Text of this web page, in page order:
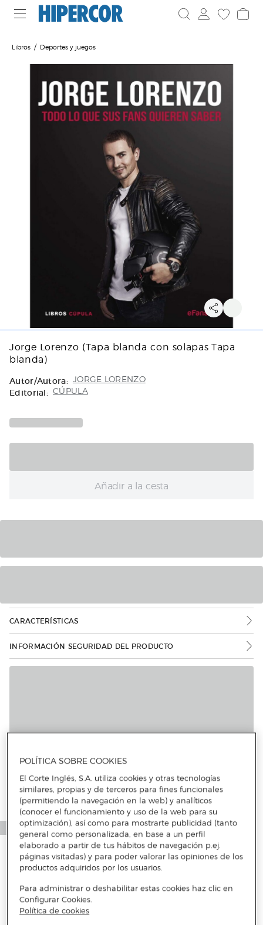
Libros Deportes y juegos
Jorge Lorenzo (Tapa blanda con solapas Tapa
blanda)
Autor/Autora: JORGE LORENZO
Editorial: CÚPULA
Añadir a la cesta
CARACTERÍSTICAS
INFORMACIÓN SEGURIDAD DEL PRODUCTO
POLÍTICA SOBRE COOKIES
El Corte Inglés, S.A. utiliza cookies y otras tecnologías
similares, propias y de terceros para fines funcionales
(permitiendo la navegación en la web) y analíticos
(conocer el funcionamiento y uso de la web para su
optimización), así como para mostrarte publicidad (tanto
general como personalizada, en base a un perfil
elaborado a partir de tus hábitos de navegación p.ej.
páginas visitadas) y para poder valorar las opiniones de los
productos adquiridos por los usuarios.
Para administrar o deshabilitar estas cookies haz clic en
Configurar Cookies.
Política de cookies